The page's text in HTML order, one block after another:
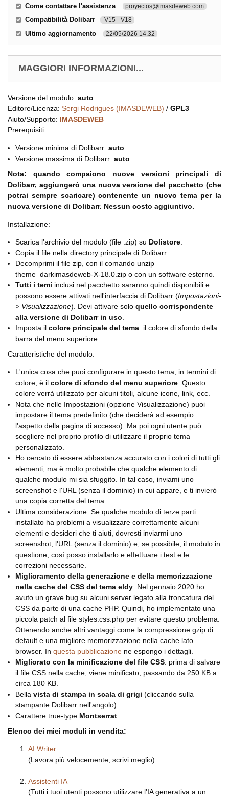
Come contattare l'assistenza proyectos@imasdeweb.com
Compatibilità Dolibarr V15 - V18
Ultimo aggiornamento 22/05/2026 14.32
MAGGIORI INFORMAZIONI...
Versione del modulo: auto
Editore/Licenza: Sergi Rodrigues (IMASDEWEB) / GPL3
Aiuto/Supporto: IMASDEWEB
Prerequisiti:
Versione minima di Dolibarr: auto
Versione massima di Dolibarr: auto
Nota: quando compaiono nuove versioni principali di
Dolibarr, aggiungerò una nuova versione del pacchetto (che
potrai sempre scaricare) contenente un nuovo tema per la
nuova versione di Dolibarr. Nessun costo aggiuntivo.
Installazione:
Scarica l'archivio del modulo (file .zip) su Dolistore.
Copia il file nella directory principale di Dolibarr.
Decomprimi il file zip, con il comando unzip
theme_darkimasdeweb-X-18.0.zip o con un software esterno.
Tutti i temi inclusi nel pacchetto saranno quindi disponibili e
possono essere attivati nell'interfaccia di Dolibarr (Impostazioni-
> Visualizzazione). Devi attivare solo quello corrispondente
alla versione di Dolibarr in uso.
Imposta il colore principale del tema: il colore di sfondo della
barra del menu superiore
Caratteristiche del modulo:
L'unica cosa che puoi configurare in questo tema, in termini di
colore, è il colore di sfondo del menu superiore. Questo
colore verrà utilizzato per alcuni titoli, alcune icone, link, ecc.
Nota che nelle Impostazioni (opzione Visualizzazione) puoi
impostare il tema predefinito (che deciderà ad esempio
l'aspetto della pagina di accesso). Ma poi ogni utente può
scegliere nel proprio profilo di utilizzare il proprio tema
personalizzato.
Ho cercato di essere abbastanza accurato con i colori di tutti gli
elementi, ma è molto probabile che qualche elemento di
qualche modulo mi sia sfuggito. In tal caso, inviami uno
screenshot e l'URL (senza il dominio) in cui appare, e ti invierò
una copia corretta del tema.
Ultima considerazione: Se qualche modulo di terze parti
installato ha problemi a visualizzare correttamente alcuni
elementi e desideri che ti aiuti, dovresti inviarmi uno
screenshot, l'URL (senza il dominio) e, se possibile, il modulo in
questione, così posso installarlo e effettuare i test e le
correzioni necessarie.
Miglioramento della generazione e della memorizzazione
nella cache del CSS del tema eldy: Nel gennaio 2020 ho
avuto un grave bug su alcuni server legato alla troncatura del
CSS da parte di una cache PHP. Quindi, ho implementato una
piccola patch al file styles.css.php per evitare questo problema.
Ottenendo anche altri vantaggi come la compressione gzip di
default e una migliore memorizzazione nella cache lato
browser. In questa pubblicazione ne espongo i dettagli.
Migliorato con la minificazione del file CSS: prima di salvare
il file CSS nella cache, viene minificato, passando da 250 KB a
circa 180 KB.
Bella vista di stampa in scala di grigi (cliccando sulla
stampante Dolibarr nell'angolo).
Carattere true-type Montserrat.
Elenco dei miei moduli in vendita:
AI Writer
(Lavora più velocemente, scrivi meglio)
Assistenti IA
(Tutti i tuoi utenti possono utilizzare l'IA generativa a un